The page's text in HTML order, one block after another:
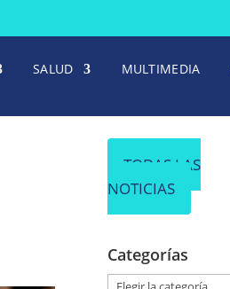
SALUD MULTIMEDIA
TODAS LAS
NOTICIAS
Categorías